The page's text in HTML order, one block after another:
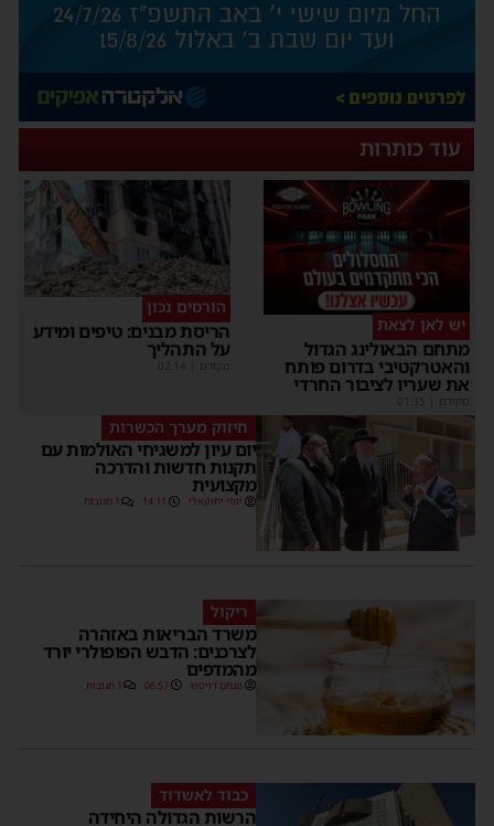
עוד כותרות
יש לאן לצאת
מתחם הבאולינג הגדול
והאטרקטיבי בדרום פותח
את שעריו לציבור החרדי
הורסים נכון
הריסת מבנים: טיפים ומידע
על התהליך
חיזוק מערך הכשרות
יום עיון למשגיחי האולמות עם
תקנות חדשות והדרכה
מקצועית
יוסי יחזקאלי 14:11 1 תגובות
ריקול
משרד הבריאות באזהרה
לצרכנים: הדבש הפופולרי יורד
מהמדפים
מנחם דויטש 06:57 1 תגובות
כבוד לאשדוד
הרשות הגדולה היחידה